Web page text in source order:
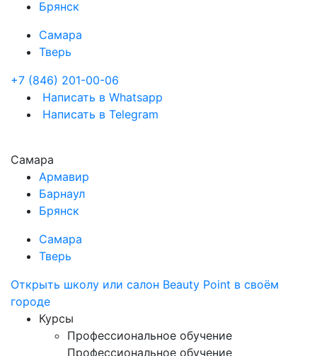
Брянск
Самара
Тверь
+7 (846) 201-00-06
Написать в Whatsapp
Написать в Telegram
Самара
Армавир
Барнаул
Брянск
Самара
Тверь
Открыть школу или салон Beauty Point в своём
городе
Курсы
Профессиональное обучение
Профессиональное обучение